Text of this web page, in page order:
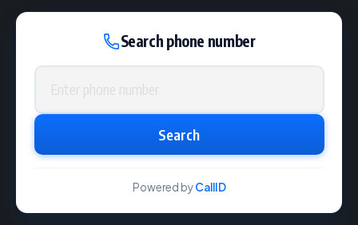
Search phone number
Phone number
Search
Powered byCallID